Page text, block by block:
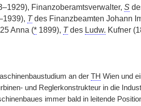
Finanzoberamtsverwalter, S
Tdes Finanzbeamten Johann
Anna (*1899), Tdes Ludw. Kufner
an der TH Wien und
und Reglerkonstrukteur in die
immer bald in leitende